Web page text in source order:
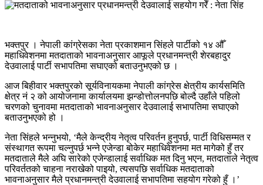
भक्तपुर । नेपाली कांग्रेसका नेता प्रकाशमान सिंहले पार्टीको १४ औँ
महाधिवेशनमा मतदाताको भावनाअनुसार आफूले प्रधानमन्त्री शेरबहादुर
देउवालाई पार्टी सभापतिमा सघाएको बताउनुभएको छ ।
आज बिहीवार भक्तपुरको सूर्यविनायकमा नेपाली कांग्रेस क्षेत्रीय कार्यसमिति
क्षेत्र नं २ को आयोजनामा कार्यालयमा झन्डोत्तोलनपछि बोल्दै उहाँले पहिलो
चरणको चुनावमा मतदाताको भावनाअनुसार देउवालाई सभापतिमा सघाएको
बताउनुभएको हो ।
नेता सिंहले भन्नुभयो, ‘मैले केन्द्रीय नेतृत्व परिवर्तन हुनुपर्छ, पार्टी विधिसम्मत र
संस्थागत रूपमा चल्नुपर्छ भन्ने एजेन्डा बोकेर महाधिवेशनमा मत मागेको हुँ तर
मतदाताले मैले अघि सारेको एजेन्डालाई सर्वाधिक मत दिनु भएन, मतदाताले नेतृत्व
परिवर्ततको चाहना नराखेको पाइयो, त्यसपछि सर्वाधिक मतदाताको
भावनाअनुसार मैले प्रधानमन्त्री देउवालाई सभापतिमा सहयोग गरेको हुँ ।’